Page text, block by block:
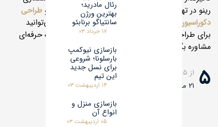
رینو در تهران متخصص در
بازسازی خانه‌های قدیمی و طراحی
دکوراسیون خانه
با ارائه خدمات با کیفیت است که می‌توانید
برای طراحی و بازسازی ساختمان‌های خود از این گروه حرفه‌ای
مشاوره بگیرید
۵ از ۵
۲۱ مشارکت کننده
رئال مادرید؛
بهترین ورژن
سانتیاگو برنابئو
۱۷ خرداد ۰۳
بازسازی نیوکمپ
بارسلونا؛ شروعی
برای نسل جدید
این تیم
۱۴ اردیبهشت ۰۳
بازسازی منزل و
انواع آن
۰۵ اردیبهشت ۰۳